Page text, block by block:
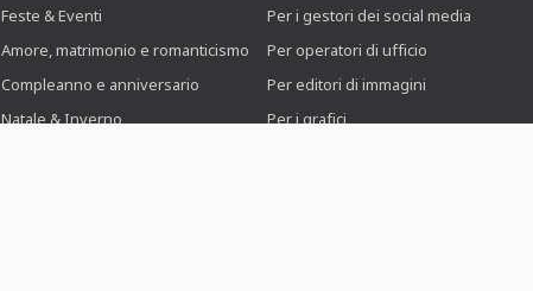
Feste & Eventi
Amore, matrimonio e romanticismo
Compleanno e anniversario
Natale & Inverno
Per i gestori dei social media
Per operatori di ufficio
Per editori di immagini
Per i grafici